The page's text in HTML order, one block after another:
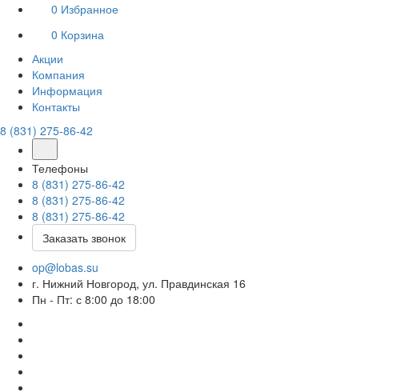
0 Избранное
0 Корзина
Акции
Компания
Информация
Контакты
8 (831) 275-86-42
Телефоны
8 (831) 275-86-42
8 (831) 275-86-42
8 (831) 275-86-42
Заказать звонок
op@lobas.su
г. Нижний Новгород, ул. Правдинская 16
Пн - Пт: с 8:00 до 18:00